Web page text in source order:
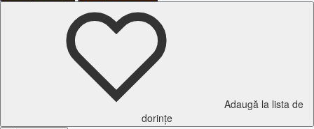
Adaugă la lista de
dorințe